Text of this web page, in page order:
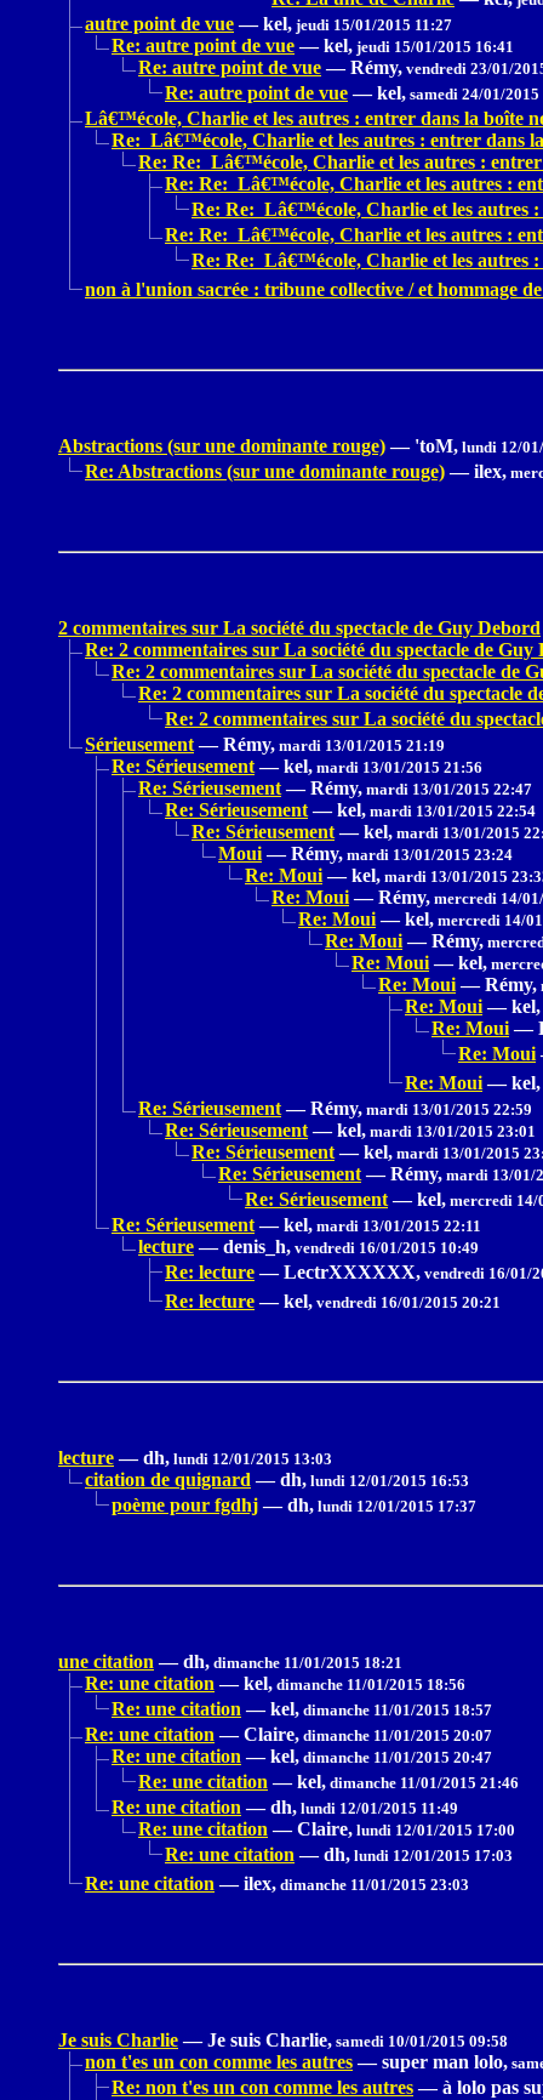
autre point de vue — kel, jeudi 15/01/2015 11:27
Re: autre point de vue — kel, jeudi 15/01/2015 16:41
Re: autre point de vue — Rémy, vendredi 23/01/
Re: autre point de vue — kel, samedi 24/01/2015
Lâ€™école, Charlie et les autres : entrer dans la boîte
Re: Lâ€™école, Charlie et les autres : entrer dans la
Re: Re: Lâ€™école, Charlie et les autres : entrer
Re: Re: Lâ€™école, Charlie et les autres :
Re: Re: Lâ€™école, Charlie et les autres :
Re: Re: Lâ€™école, Charlie et les autres :
Re: Re: Lâ€™école, Charlie et les autres :
non à l'union sacrée : tribune collective / et hommage
Abstractions (sur une dominante rouge) — 'toM, lundi 12/
Re: Abstractions (sur une dominante rouge) — ilex,
2 commentaires sur La société du spectacle de Guy Debord
Re: 2 commentaires sur La société du spectacle de Guy
Re: 2 commentaires sur La société du spectacle de
Re: 2 commentaires sur La société du spectacle
Re: 2 commentaires sur La société du
Sérieusement — Rémy, mardi 13/01/2015 21:19
Re: Sérieusement — kel, mardi 13/01/2015 21:56
Re: Sérieusement — Rémy, mardi 13/01/2015 22:47
Re: Sérieusement — kel, mardi 13/01/2015 22:54
Re: Sérieusement — kel, mardi 13/01/2015
Moui — Rémy, mardi 13/01/2015 23:24
Re: Moui — kel, mardi 13/01/2015
Re: Moui — Rémy, mercredi 14/
Re: Moui — kel, mercredi 14/
Re: Moui — Rémy,
Re: Moui — kel,
Re: Moui — Rémy,
Re: Moui — kel,
Re: Moui —
Re: Moui
Re: Moui — kel,
Re: Sérieusement — Rémy, mardi 13/01/2015 22:59
Re: Sérieusement — kel, mardi 13/01/2015 23:01
Re: Sérieusement — kel, mardi 13/01/2015
Re: Sérieusement — Rémy, mardi 13/01/
Re: Sérieusement — kel, mercredi 14/
Re: Sérieusement — kel, mardi 13/01/2015 22:11
lecture — denis_h, vendredi 16/01/2015 10:49
Re: lecture — LectrXXXXXX, vendredi 16/01/
Re: lecture — kel, vendredi 16/01/2015 20:21
lecture — dh, lundi 12/01/2015 13:03
citation de quignard — dh, lundi 12/01/2015 16:53
poème pour fgdhj — dh, lundi 12/01/2015 17:37
une citation — dh, dimanche 11/01/2015 18:21
Re: une citation — kel, dimanche 11/01/2015 18:56
Re: une citation — kel, dimanche 11/01/2015 18:57
Re: une citation — Claire, dimanche 11/01/2015 20:07
Re: une citation — kel, dimanche 11/01/2015 20:47
Re: une citation — kel, dimanche 11/01/2015 21:46
Re: une citation — dh, lundi 12/01/2015 11:49
Re: une citation — Claire, lundi 12/01/2015 17:00
Re: une citation — dh, lundi 12/01/2015 17:03
Re: une citation — ilex, dimanche 11/01/2015 23:03
Je suis Charlie — Je suis Charlie, samedi 10/01/2015 09:58
non t'es un con comme les autres — super man lolo,
Re: non t'es un con comme les autres — à lolo pas